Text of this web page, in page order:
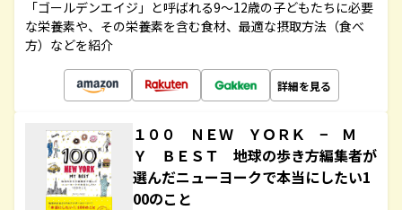
「ゴールデンエイジ」と呼ばれる9～12歳の子どもたちに必要
な栄養素や、その栄養素を含む食材、最適な摂取方法（食べ
方）などを紹介
詳細を見る
１００ ＮＥＷ ＹＯＲＫ − Ｍ
Ｙ ＢＥＳＴ 地球の歩き方編集者が
選んだニューヨークで本当にしたい1
00のこと